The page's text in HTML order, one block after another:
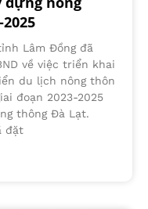
Lâm Đồng đã
về việc triển khai
du lịch nông thôn
đoạn 2023-2025
thông Đà Lạt.
đặt